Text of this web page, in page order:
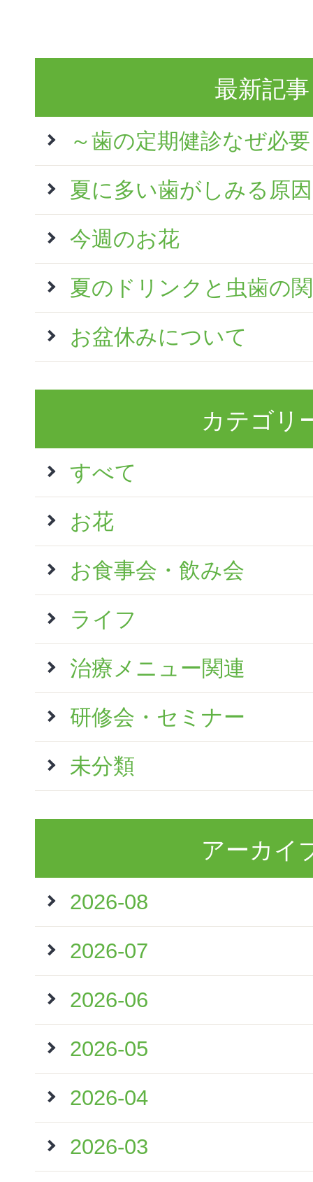
最新記事
～歯の定期健診なぜ必
夏に多い歯がしみる原
今週のお花
夏のドリンクと虫歯の
お盆休みについて
カテゴリ
すべて
お花
お食事会・飲み会
ライフ
治療メニュー関連
研修会・セミナー
未分類
アーカイ
2026-08
2026-07
2026-06
2026-05
2026-04
2026-03